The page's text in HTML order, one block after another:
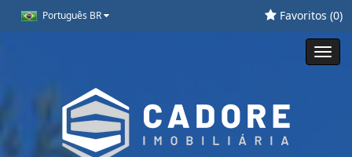
Português BR Favoritos (0)